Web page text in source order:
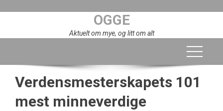
OGGE
Aktuelt om mye, og litt om alt
Verdensmesterskapets 101
mest minneverdige